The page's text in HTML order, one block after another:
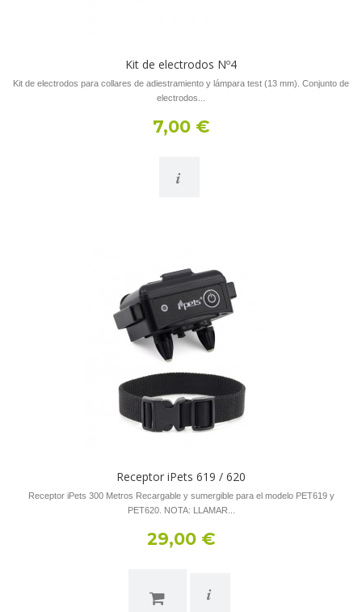
Kit de electrodos Nº4
Kit de electrodos para collares de adiestramiento y lámpara test (13 mm). Conjunto de
electrodos...
7,00 €
i
Receptor iPets 619 / 620
Receptor iPets 300 Metros Recargable y sumergible para el modelo PET619 y
PET620. NOTA: LLAMAR...
29,00 €
i